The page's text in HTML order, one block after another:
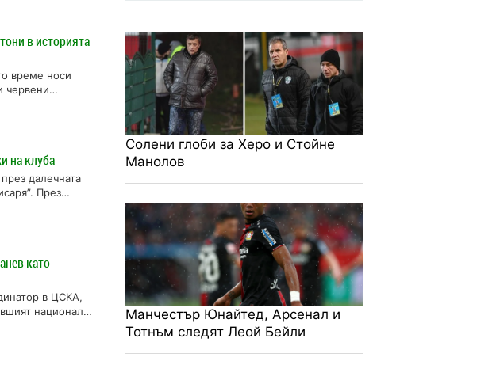
в историята
време носи
червени
на клуба
далечната
През
като
в ЦСКА,
национал
Солени глоби за Херо и Стойне
Манолов
Манчестър Юнайтед, Арсенал и
Тотнъм следят Леой Бейли